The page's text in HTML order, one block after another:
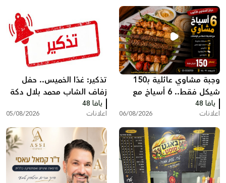
وجبة مشاوي عائلية بـ150
شيكل فقط.. 6 أسياخ مع
كامل الإضافات في مطعم
أبو حلوة بيافا
يافا 48
اعلانات 06/08/2026
تذكير: غدًا الخميس.. حفل
زفاف الشاب محمد بلال دكة
يافا 48
اعلانات 05/08/2026